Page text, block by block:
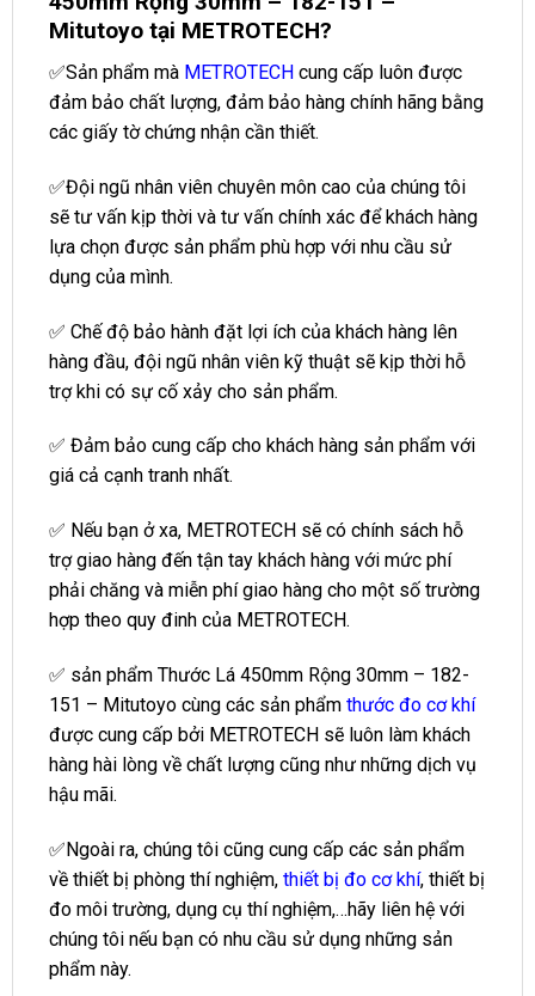
Mitutoyo tại METROTECH?
✅Sản phẩm mà METROTECH cung cấp luôn được
đảm bảo chất lượng, đảm bảo hàng chính hãng bằng
các giấy tờ chứng nhận cần thiết.
✅Đội ngũ nhân viên chuyên môn cao của chúng tôi
sẽ tư vấn kịp thời và tư vấn chính xác để khách hàng
lựa chọn được sản phẩm phù hợp với nhu cầu sử
dụng của mình.
✅ Chế độ bảo hành đặt lợi ích của khách hàng lên
hàng đầu, đội ngũ nhân viên kỹ thuật sẽ kịp thời hỗ
trợ khi có sự cố xảy cho sản phẩm.
✅ Đảm bảo cung cấp cho khách hàng sản phẩm với
giá cả cạnh tranh nhất.
✅ Nếu bạn ở xa, METROTECH sẽ có chính sách hỗ
trợ giao hàng đến tận tay khách hàng với mức phí
phải chăng và miễn phí giao hàng cho một số trường
hợp theo quy đinh của METROTECH.
✅ sản phẩm Thước Lá 450mm Rộng 30mm – 182-
151 – Mitutoyo cùng các sản phẩm thước đo cơ khí
được cung cấp bởi METROTECH sẽ luôn làm khách
hàng hài lòng về chất lượng cũng như những dịch vụ
hậu mãi.
✅Ngoài ra, chúng tôi cũng cung cấp các sản phẩm
về thiết bị phòng thí nghiệm, thiết bị đo cơ khí, thiết bị
đo môi trường, dụng cụ thí nghiệm,…hãy liên hệ với
chúng tôi nếu bạn có nhu cầu sử dụng những sản
phẩm này.